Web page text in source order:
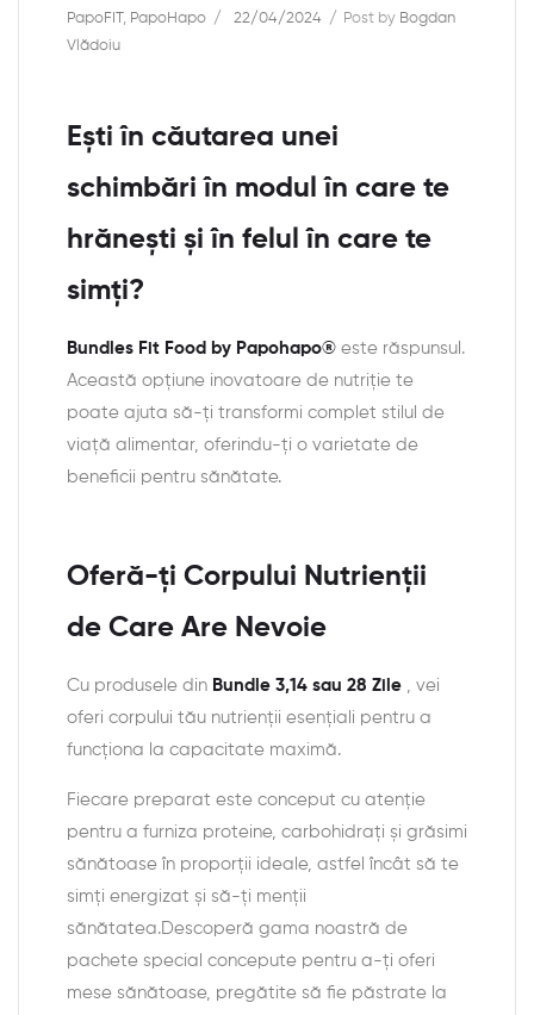
PapoFIT, PapoHapo 22/04/2024 Post by Bogdan
Vlădoiu
Ești în căutarea unei
schimbări în modul în care te
hrănești și în felul în care te
simți?
Bundles Fit Food by Papohapo® este răspunsul.
Această opțiune inovatoare de nutriție te
poate ajuta să-ți transformi complet stilul de
viață alimentar, oferindu-ți o varietate de
beneficii pentru sănătate.
Oferă-ți Corpului Nutrienții
de Care Are Nevoie
Cu produsele din Bundle 3,14 sau 28 Zile , vei
oferi corpului tău nutrienții esențiali pentru a
funcționa la capacitate maximă.
Fiecare preparat este conceput cu atenție
pentru a furniza proteine, carbohidrați și grăsimi
sănătoase în proporții ideale, astfel încât să te
simți energizat și să-ți menții
sănătatea.Descoperă gama noastră de
pachete special concepute pentru a-ți oferi
mese sănătoase, pregătite să fie păstrate la